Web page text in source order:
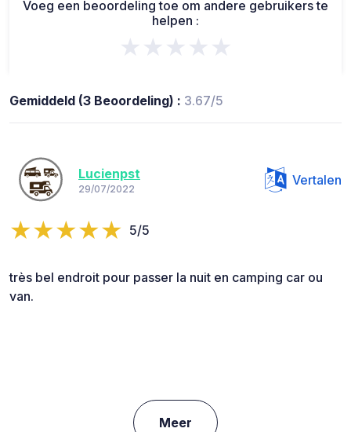
Voeg een beoordeling toe om andere gebruikers te
helpen :
★★★★★
Gemiddeld (3 Beoordeling) : 3.67/5
Lucienpst
29/07/2022
Vertalen
5/5
très bel endroit pour passer la nuit en camping car ou
van.
Meer